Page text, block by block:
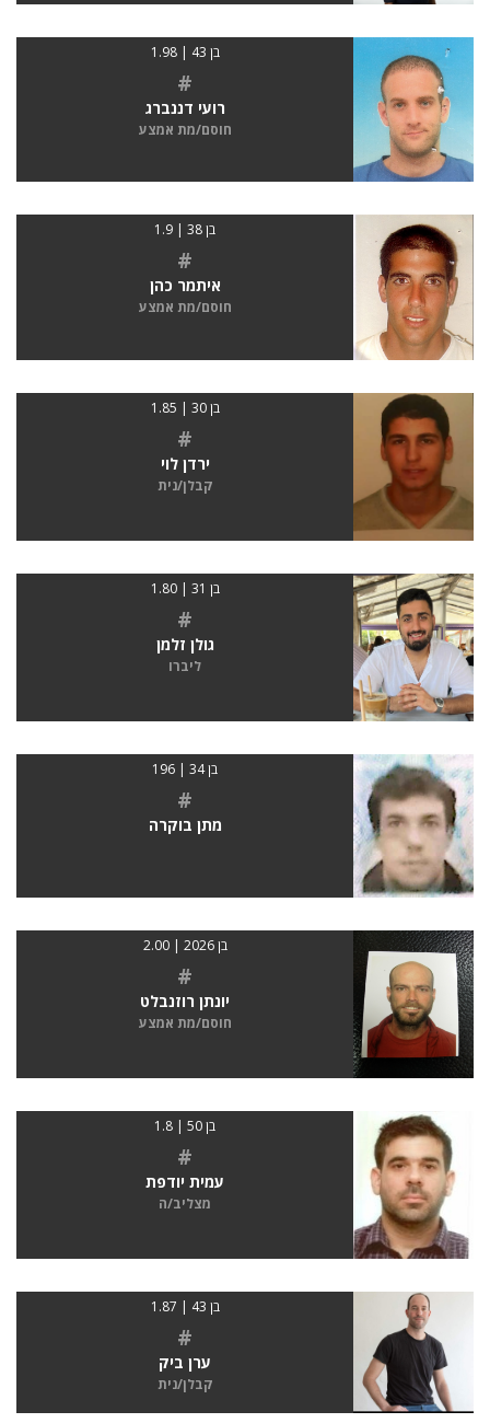
בן 43 | 1.98
#
רועי דננברג
חוסם/מת אמצע
בן 38 | 1.9
#
איתמר כהן
חוסם/מת אמצע
בן 30 | 1.85
#
ירדן לוי
קבלן/נית
בן 31 | 1.80
#
גולן זלמן
ליברו
בן 34 | 196
#
מתן בוקרה
בן 2026 | 2.00
#
יונתן רוזנבלט
חוסם/מת אמצע
בן 50 | 1.8
#
עמית יודפת
מצליב/ה
בן 43 | 1.87
#
ערן ביק
קבלן/נית